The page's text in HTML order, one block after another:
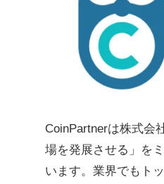
CoinPartnerは株式会
場を発展させる」を
います。業界でもト